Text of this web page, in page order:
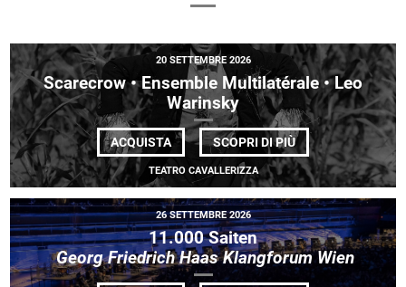
20 SETTEMBRE 2026
Scarecrow • Ensemble Multilatérale • Leo
Warinsky
ACQUISTA SCOPRI DI PIÙDI
SCARECROW
•
ENSEMBLE
MULTILATÉRALE
•
LEO
WARINSKY
TEATRO CAVALLERIZZA
26 SETTEMBRE 2026
11.000 Saiten
Georg Friedrich Haas Klangforum Wien